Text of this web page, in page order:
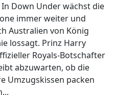
Down Under wächst die
immer weiter und
Australien von König
lossagt. Prinz Harry
Royals-Botschafter
abzuwarten, ob die
Umzugskissen packen